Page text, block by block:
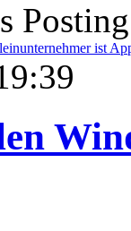
Posting
ist